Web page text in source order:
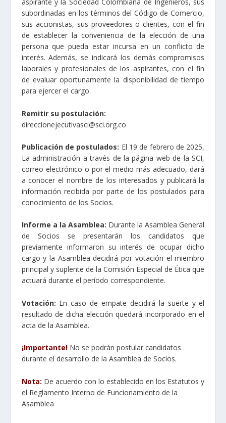
subordinadas en los términos del Código de Comercio,
sus accionistas, sus proveedores o clientes, con el fin
de establecer la conveniencia de la elección de una
persona que pueda estar incursa en un conflicto de
interés. Además, se indicará los demás compromisos
laborales y profesionales de los aspirantes, con el fin
de evaluar oportunamente la disponibilidad de tiempo
para ejercer el cargo.
Remitir su postulación:
direccionejecutivasci@sci.org.co
Publicación de postulados: El 19 de febrero de 2025,
La administración a través de la página web de la SCI,
correo electrónico o por el medio más adecuado, dará
a conocer el nombre de los interesados y publicará la
información recibida por parte de los postulados para
conocimiento de los Socios.
Informe a la Asamblea: Durante la Asamblea General
de Socios se presentarán los candidatos que
previamente informaron su interés de ocupar dicho
cargo y la Asamblea decidirá por votación el miembro
principal y suplente de la Comisión Especial de Ética que
actuará durante el período correspondiente.
Votación: En caso de empate decidirá la suerte y el
resultado de dicha elección quedará incorporado en el
acta de la Asamblea.
¡Importante!No se podrán postular candidatos
durante el desarrollo de la Asamblea de Socios.
Nota: De acuerdo con lo establecido en los Estatutos y
el Reglamento Interno de Funcionamiento de la
Asamblea